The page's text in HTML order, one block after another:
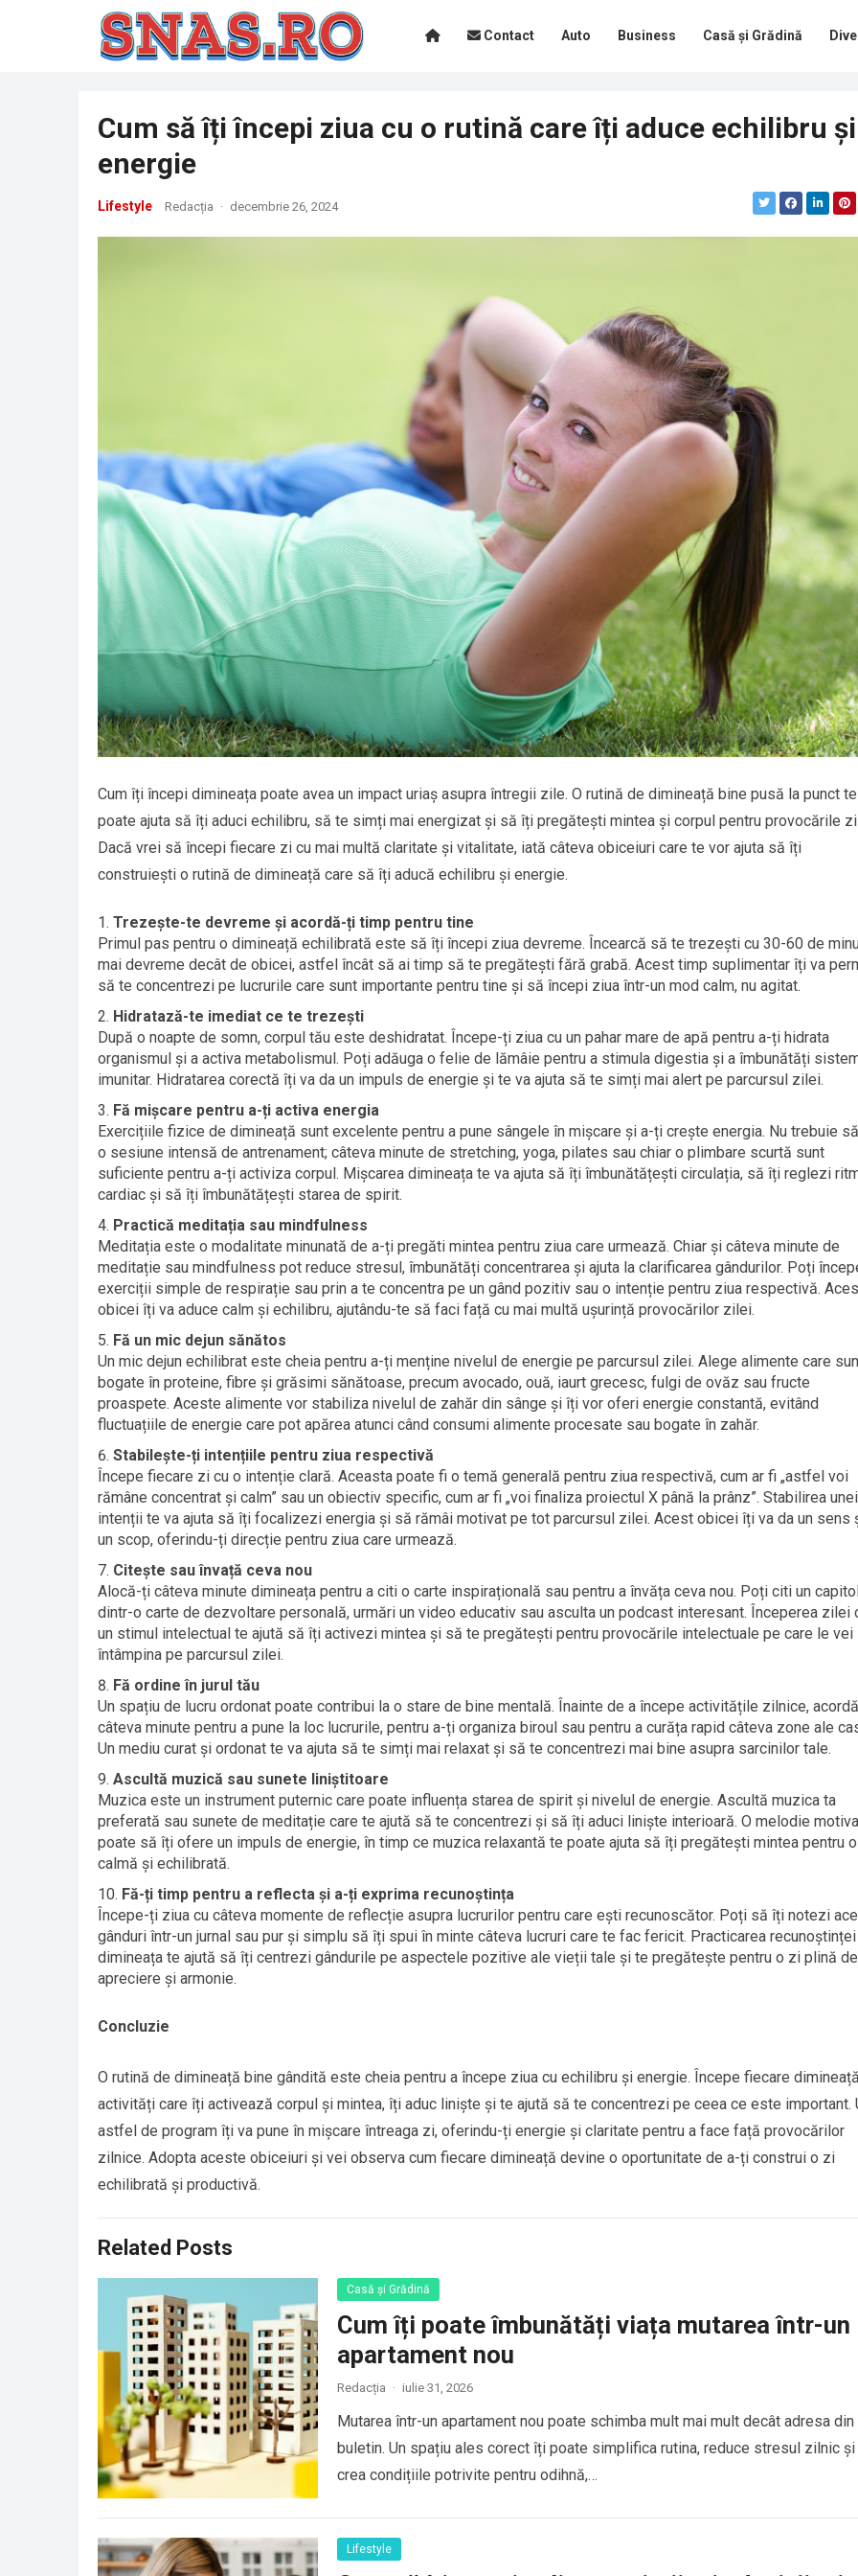
Contact Auto Business Casă și Grădină
Cum să îți începi ziua cu o rutină care îți aduce echilibru și
energie
Lifestyle Redacția · decembrie 26, 2024
Cum îți începi dimineața poate avea un impact uriaș asupra întregii zile. O rutină de dimineață bine pusă la punct te
poate ajuta să îți aduci echilibru, să te simți mai energizat și să îți pregătești mintea și corpul pentru provocările
Dacă vrei să începi fiecare zi cu mai multă claritate și vitalitate, iată câteva obiceiuri care te vor ajuta să îți
construiești o rutină de dimineață care să îți aducă echilibru și energie.
Trezește-te devreme și acordă-ți timp pentru tine
Primul pas pentru o dimineață echilibrată este să îți începi ziua devreme. Încearcă să te trezești cu 30-60 de
mai devreme decât de obicei, astfel încât să ai timp să te pregătești fără grabă. Acest timp suplimentar îți va
să te concentrezi pe lucrurile care sunt importante pentru tine și să începi ziua într-un mod calm, nu agitat.
Hidratază-te imediat ce te trezești
După o noapte de somn, corpul tău este deshidratat. Începe-ți ziua cu un pahar mare de apă pentru a-ți hidrata
organismul și a activa metabolismul. Poți adăuga o felie de lămâie pentru a stimula digestia și a îmbunătăți
imunitar. Hidratarea corectă îți va da un impuls de energie și te va ajuta să te simți mai alert pe parcursul zilei.
Fă mișcare pentru a-ți activa energia
Exercițiile fizice de dimineață sunt excelente pentru a pune sângele în mișcare și a-ți crește energia. Nu trebuie
o sesiune intensă de antrenament; câteva minute de stretching, yoga, pilates sau chiar o plimbare scurtă sunt
suficiente pentru a-ți activiza corpul. Mișcarea dimineața te va ajuta să îți îmbunătățești circulația, să îți reglezi
cardiac și să îți îmbunătățești starea de spirit.
Practică meditația sau mindfulness
Meditația este o modalitate minunată de a-ți pregăti mintea pentru ziua care urmează. Chiar și câteva minute de
meditație sau mindfulness pot reduce stresul, îmbunătăți concentrarea și ajuta la clarificarea gândurilor. Poți
exerciții simple de respirație sau prin a te concentra pe un gând pozitiv sau o intenție pentru ziua respectivă.
obicei îți va aduce calm și echilibru, ajutându-te să faci față cu mai multă ușurință provocărilor zilei.
Fă un mic dejun sănătos
Un mic dejun echilibrat este cheia pentru a-ți menține nivelul de energie pe parcursul zilei. Alege alimente care
bogate în proteine, fibre și grăsimi sănătoase, precum avocado, ouă, iaurt grecesc, fulgi de ovăz sau fructe
proaspete. Aceste alimente vor stabiliza nivelul de zahăr din sânge și îți vor oferi energie constantă, evitând
fluctuațiile de energie care pot apărea atunci când consumi alimente procesate sau bogate în zahăr.
Stabilește-ți intențiile pentru ziua respectivă
Începe fiecare zi cu o intenție clară. Aceasta poate fi o temă generală pentru ziua respectivă, cum ar fi „astfel voi
rămâne concentrat și calm” sau un obiectiv specific, cum ar fi „voi finaliza proiectul X până la prânz”. Stabilirea unei
intenții te va ajuta să îți focalizezi energia și să rămâi motivat pe tot parcursul zilei. Acest obicei îți va da un sens
un scop, oferindu-ți direcție pentru ziua care urmează.
Citește sau învață ceva nou
Alocă-ți câteva minute dimineața pentru a citi o carte inspirațională sau pentru a învăța ceva nou. Poți citi un
dintr-o carte de dezvoltare personală, urmări un video educativ sau asculta un podcast interesant. Începerea zilei
un stimul intelectual te ajută să îți activezi mintea și să te pregătești pentru provocările intelectuale pe care le vei
întâmpina pe parcursul zilei.
Fă ordine în jurul tău
Un spațiu de lucru ordonat poate contribui la o stare de bine mentală. Înainte de a începe activitățile zilnice,
câteva minute pentru a pune la loc lucrurile, pentru a-ți organiza biroul sau pentru a curăța rapid câteva zone ale
Un mediu curat și ordonat te va ajuta să te simți mai relaxat și să te concentrezi mai bine asupra sarcinilor tale.
Ascultă muzică sau sunete liniștitoare
Muzica este un instrument puternic care poate influența starea de spirit și nivelul de energie. Ascultă muzica ta
preferată sau sunete de meditație care te ajută să te concentrezi și să îți aduci liniște interioară. O melodie
poate să îți ofere un impuls de energie, în timp ce muzica relaxantă te poate ajuta să îți pregătești mintea pentru
calmă și echilibrată.
Fă-ți timp pentru a reflecta și a-ți exprima recunoștința
Începe-ți ziua cu câteva momente de reflecție asupra lucrurilor pentru care ești recunoscător. Poți să îți notezi
gânduri într-un jurnal sau pur și simplu să îți spui în minte câteva lucruri care te fac fericit. Practicarea recunoștinței
dimineața te ajută să îți centrezi gândurile pe aspectele pozitive ale vieții tale și te pregătește pentru o zi plină de
apreciere și armonie.
Concluzie
O rutină de dimineață bine gândită este cheia pentru a începe ziua cu echilibru și energie. Începe fiecare
activități care îți activează corpul și mintea, îți aduc liniște și te ajută să te concentrezi pe ceea ce este important.
astfel de program îți va pune în mișcare întreaga zi, oferindu-ți energie și claritate pentru a face față provocărilor
zilnice. Adopta aceste obiceiuri și vei observa cum fiecare dimineață devine o oportunitate de a-ți construi o zi
echilibrată și productivă.
Related Posts
Casă și Grădină
Cum îți poate îmbunătăți viața mutarea într-un
apartament nou
Redacția · iulie 31, 2026
Mutarea într-un apartament nou poate schimba mult mai mult decât adresa din
buletin. Un spațiu ales corect îți poate simplifica rutina, reduce stresul zilnic și
crea condițiile potrivite pentru odihnă,…
Lifestyle